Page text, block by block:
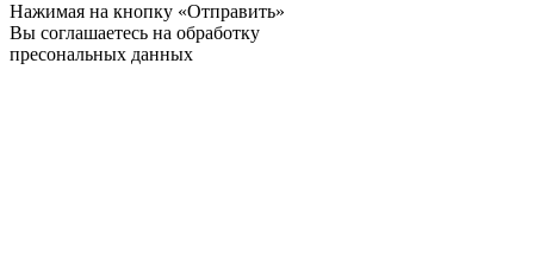
Нажимая на кнопку «Отправить»
Вы соглашаетесь на обработку
пресональных данных